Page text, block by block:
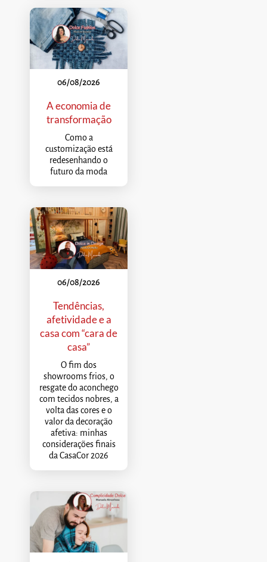
06/08/2026
A economia de
transformação
Como a
customização está
redesenhando o
futuro da moda
06/08/2026
Tendências,
afetividade e a
casa com “cara de
casa”
O fim dos
showrooms frios, o
resgate do aconchego
com tecidos nobres, a
volta das cores e o
valor da decoração
afetiva: minhas
considerações finais
da CasaCor 2026